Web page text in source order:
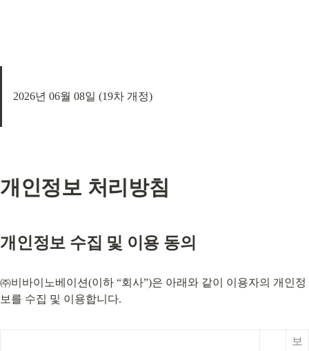
2026년 06월 08일 (19차 개정)
개인정보 처리방침
개인정보 수집 및 이용 동의
㈜비바이노베이션(이하 “회사”)은 아래와 같이 이용자의 개인정
보를 수집 및 이용합니다.
보